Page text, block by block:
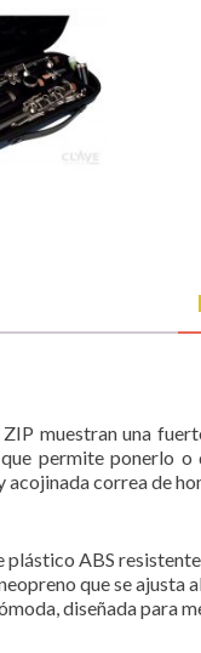
muestran una
permite ponerlo
acojinada correa de
ABS
que se
diseñada para